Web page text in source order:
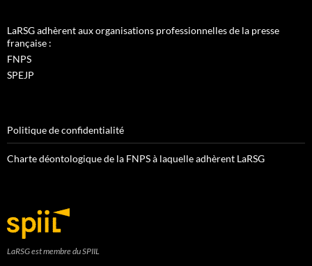
LaRSG adhèrent aux organisations professionnelles de la presse
française :
FNPS
SPEJP
Politique de confidentialité
Charte déontologique de la FNPS à laquelle adhèrent LaRSG
LaRSG est membre du SPIIL